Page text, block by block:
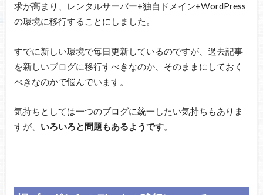
求が高まり、レンタルサーバー+独自ドメイン+WordPress
の環境に移行することにしました。
すでに新しい環境で毎日更新しているのですが、過去記事
を新しいブログに移行すべきなのか、そのままにしておく
べきなのかで悩んでいます。
気持ちとしては一つのブログに統一したい気持ちもありま
すが、 いろいろと問題もあるようです。